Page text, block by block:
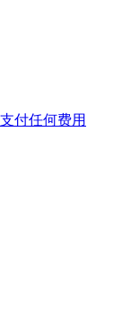
付任何费用